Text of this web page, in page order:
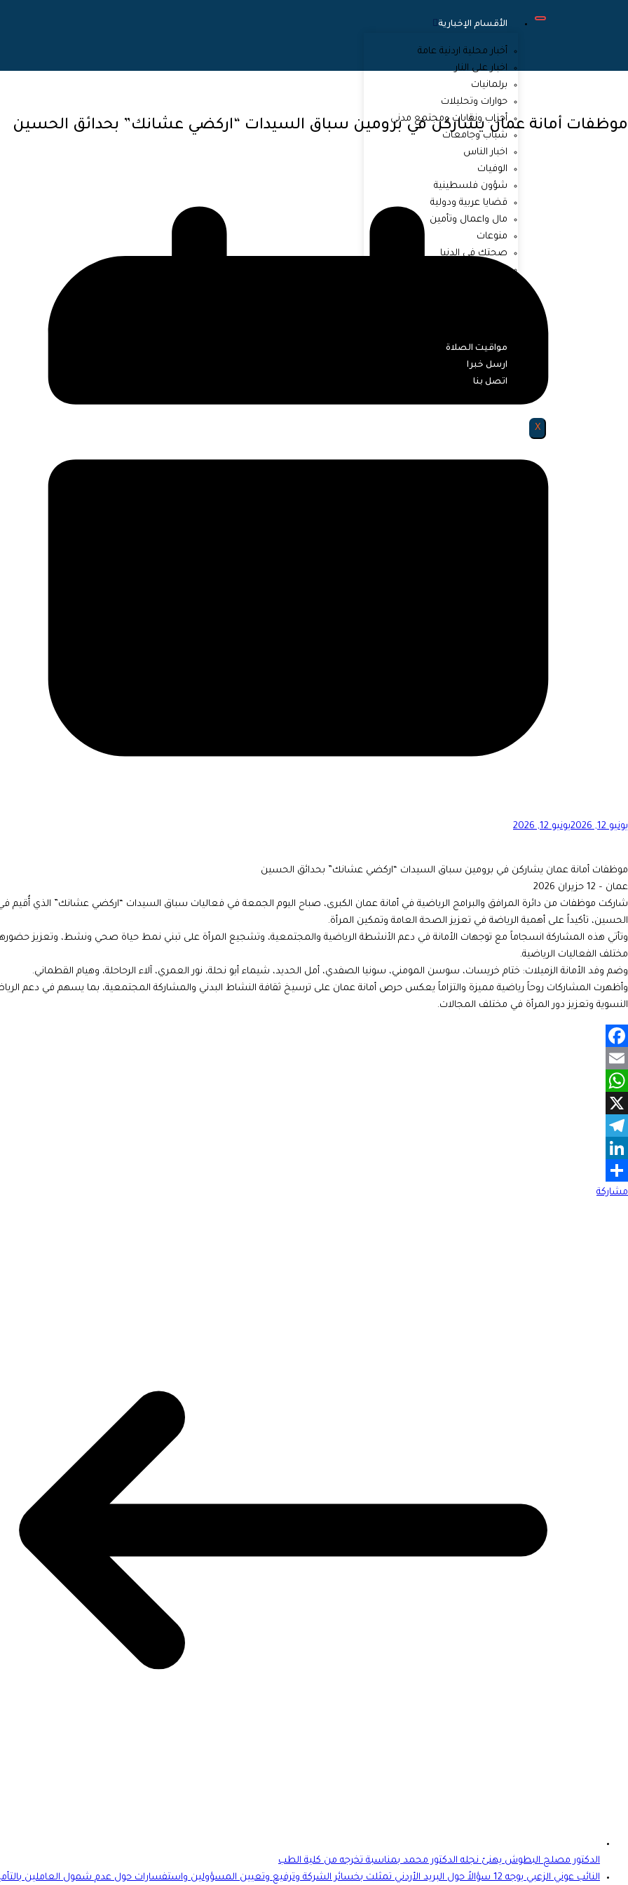
الأقسام الإخبارية
أخبار محلية اردنية عامة
اخبار على النار
برلمانيات
حوارات وتحليلات
أحزاب ونقابات ومجتمع مدني
شباب وجامعات
اخبار الناس
الوفيات
شؤون فلسطينية
قضايا عربية ودولية
مال واعمال وتأمين
منوعات
صحتك في الدنيا
مواقيت الصلاة
ارسل خبرا
اتصل بنا
X
موظفات أمانة عمان يشاركن في برومين سباق السيدات “اركضي عشانك” بحدائق الحسين
يونيو 12, 2026 يونيو 12, 2026
موظفات أمانة عمان يشاركن في برومين سباق السيدات “اركضي عشانك” بحدائق الحسين
عمان – 12 حزيران 2026
شاركت موظفات من دائرة المرافق والبرامج الرياضية في أمانة عمان الكبرى، صباح اليوم الجمعة في فعاليات سباق السيدات “اركضي عشانك” الذي أُقيم
الحسين، تأكيداً على أهمية الرياضة في تعزيز الصحة العامة وتمكين المرأة.
وتأتي هذه المشاركة انسجاماً مع توجهات الأمانة في دعم الأنشطة الرياضية والمجتمعية، وتشجيع المرأة على تبني نمط حياة صحي ونشط، وتعزيز
مختلف الفعاليات الرياضية.
وضم وفد الأمانة الزميلات: ختام خريسات، سوسن المومني، سونيا الصفدي، أمل الحديد، شيماء أبو نحلة، نور العمري، آلاء الرحاحلة، وهيام القطماني.
وأظهرت المشاركات روحاً رياضية مميزة والتزاماً يعكس حرص أمانة عمان على ترسيخ ثقافة النشاط البدني والمشاركة المجتمعية، بما يسهم في دعم
النسوية وتعزيز دور المرأة في مختلف المجالات.
Facebook
Email
WhatsApp
X
Telegram
LinkedIn
مشاركة
الدكتور مصلح البطوش يهنئ نجله الدكتور محمد بمناسبة تخرجه من كلية الطب
النائب عوني الزعبي يوجه 12 سؤالاً حول البريد الأردني تمثلت بخسائر الشركة وترفيع وتعيين المسؤولين واستفسارات حول عدم شمول العاملين